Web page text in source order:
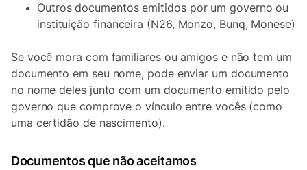
Outros documentos emitidos por um governo ou
instituição financeira (N26, Monzo, Bunq, Monese)
Se você mora com familiares ou amigos e não tem um
documento em seu nome, pode enviar um documento
no nome deles junto com um documento emitido pelo
governo que comprove o vínculo entre vocês (como
uma certidão de nascimento).
Documentos que não aceitamos